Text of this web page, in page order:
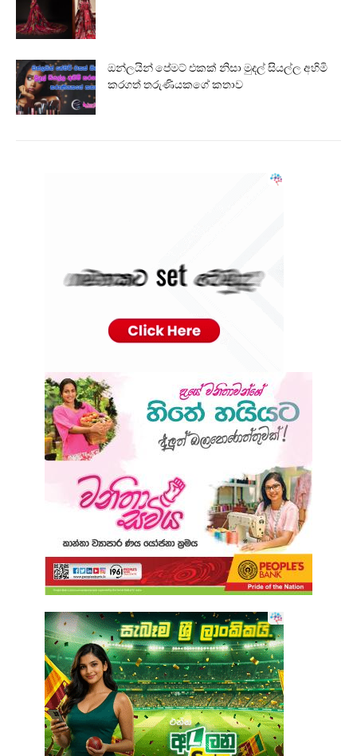
ඔන්ලයින් පේමට් එකක් නිසා මුදල් සියල්ල අහිමි
කරගත් තරුණියකගේ කතාව